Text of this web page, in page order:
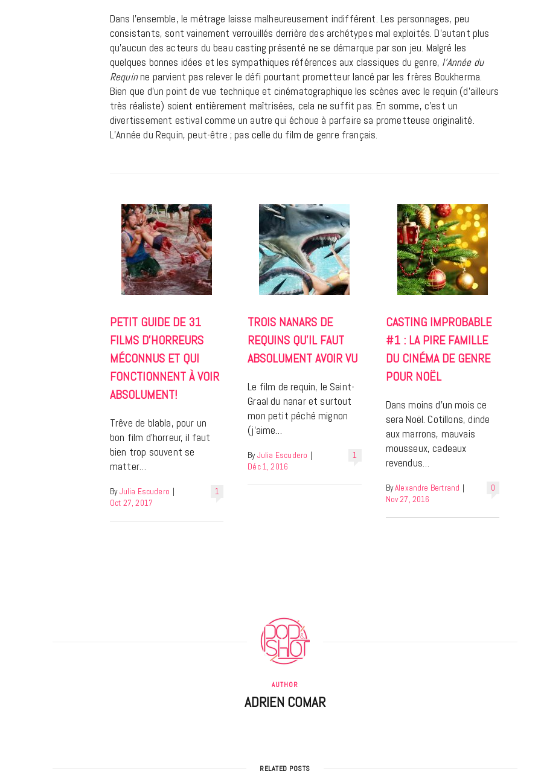
Dans l’ensemble, le métrage laisse malheureusement indifférent. Les personnages, peu
consistants, sont vainement verrouillés derrière des archétypes mal exploités. D’autant plus
qu’aucun des acteurs du beau casting présenté ne se démarque par son jeu. Malgré les
quelques bonnes idées et les sympathiques références aux classiques du genre, l’Année du
Requinne parvient pas relever le défi pourtant prometteur lancé par les frères Boukherma.
Bien que d’un point de vue technique et cinématographique les scènes avec le requin (d’ailleurs
très réaliste) soient entièrement maîtrisées, cela ne suffit pas. En somme, c’est un
divertissement estival comme un autre qui échoue à parfaire sa prometteuse originalité.
L’Année du Requin, peut-être ; pas celle du film de genre français.
PETIT GUIDE DE 31
FILMS D’HORREURS
MÉCONNUS ET QUI
FONCTIONNENT À VOIR
ABSOLUMENT!
Trêve de blabla, pour un
bon film d’horreur, il faut
bien trop souvent se
matter…
1
By Julia Escudero |
Oct 27, 2017
TROIS NANARS DE
REQUINS QU’IL FAUT
ABSOLUMENT AVOIR VU
Le film de requin, le Saint-
Graal du nanar et surtout
mon petit péché mignon
(j’aime…
1
ByJulia Escudero |
Déc 1, 2016
CASTING IMPROBABLE
#1 : LA PIRE FAMILLE
DU CINÉMA DE GENRE
POUR NOËL
Dans moins d’un mois ce
sera Noël. Cotillons, dinde
aux marrons, mauvais
mousseux, cadeaux
revendus…
0
ByAlexandre Bertrand |
Nov 27, 2016
AUTHOR
ADRIEN COMAR
RELATED POSTS
de Steven Spielberg
9 JUIN 2026
REPORTAGES ET INTERVIEWS
We Love Green se met au vert sur
la Montagne de Gorillaz
7 JUIN 2026